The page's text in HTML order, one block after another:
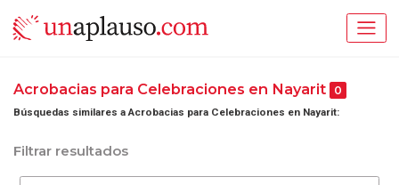
Acrobacias para Celebraciones en Nayarit 0
Búsquedas similares a Acrobacias para Celebraciones en Nayarit:
Filtrar resultados